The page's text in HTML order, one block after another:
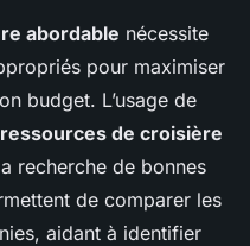
abordable nécessite
pour maximiser
budget. L’usage de
ressources de croisière
recherche de bonnes
de comparer les
aidant à identifier